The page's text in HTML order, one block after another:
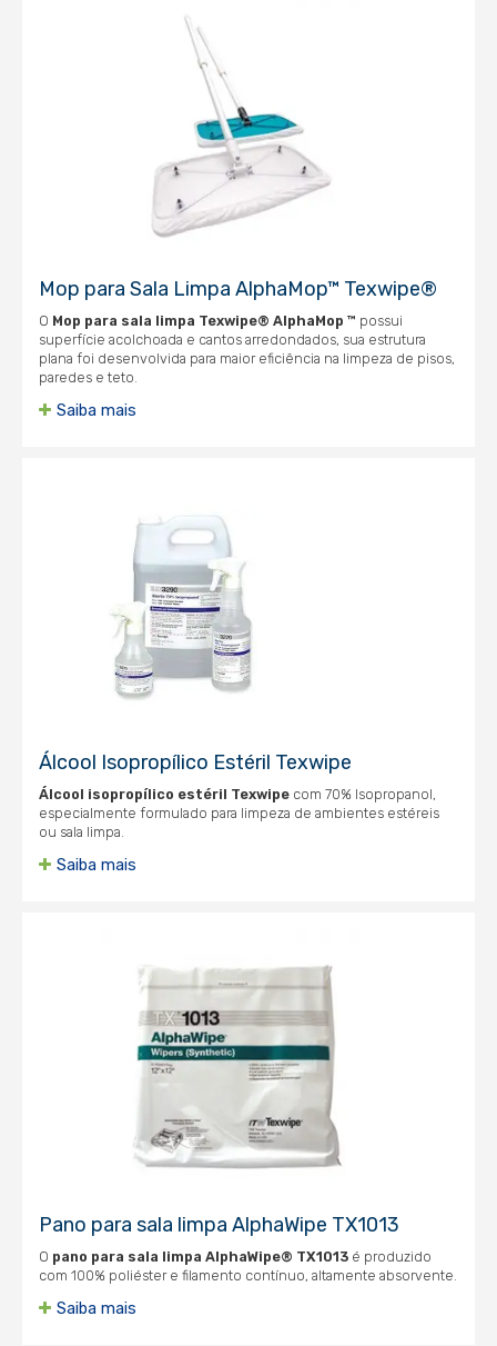
Mop para Sala Limpa AlphaMop™ Texwipe®
O Mop para sala limpa Texwipe® AlphaMop ™ possui
superfície acolchoada e cantos arredondados, sua estrutura
plana foi desenvolvida para maior eficiência na limpeza de pisos,
paredes e teto.
Saiba mais
Álcool Isopropílico Estéril Texwipe
Álcool isopropílico estéril Texwipe com 70% Isopropanol,
especialmente formulado para limpeza de ambientes estéreis
ou sala limpa.
Saiba mais
Pano para sala limpa AlphaWipe TX1013
O pano para sala limpa AlphaWipe® TX1013 é produzido
com 100% poliéster e filamento contínuo, altamente absorvente.
Saiba mais